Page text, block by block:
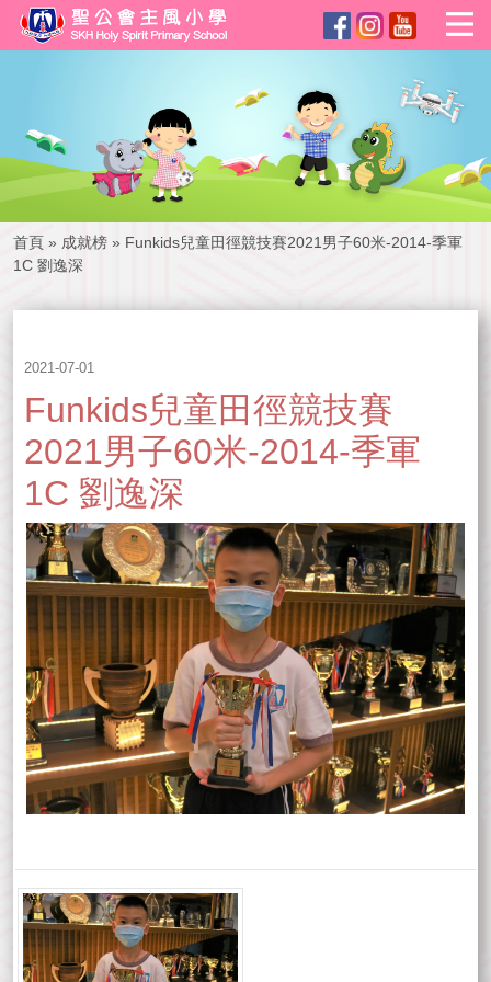
首頁 » 成就榜 » Funkids兒童田徑競技賽2021男子60米-2014-季軍
1C 劉逸深
2021-07-01
Funkids兒童田徑競技賽
2021男子60米-2014-季軍
1C 劉逸深